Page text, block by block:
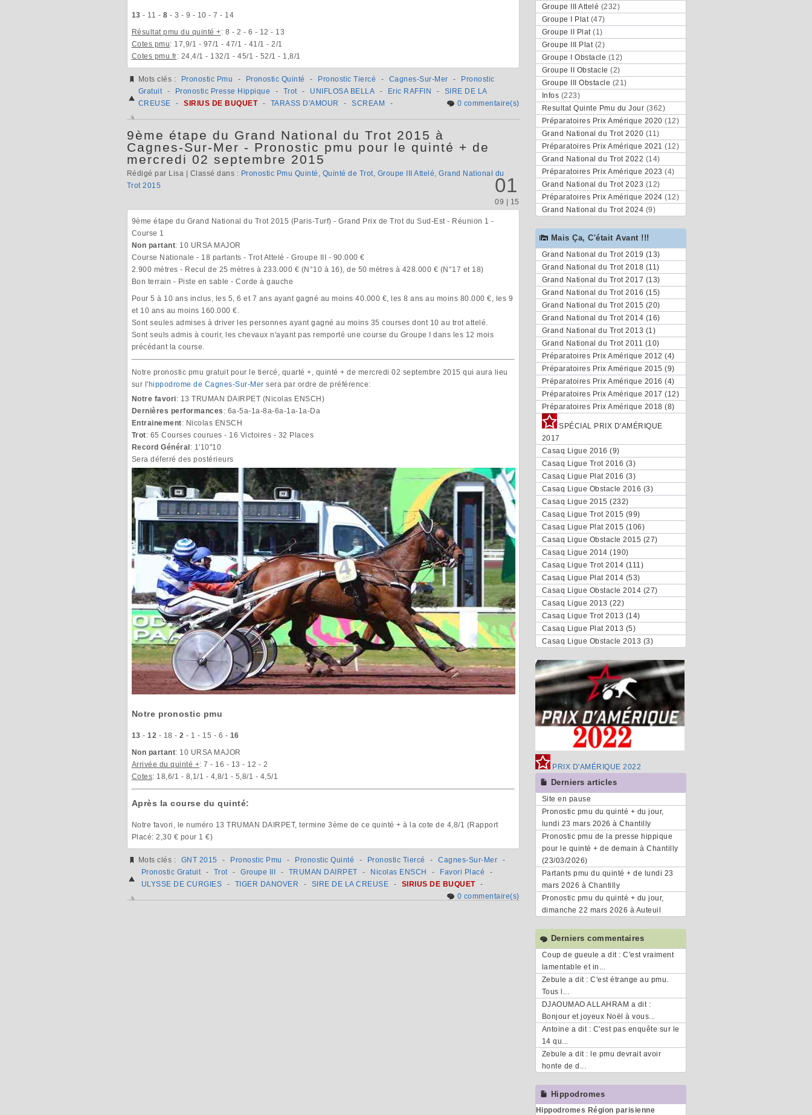
13 - 11 - 8 - 3 - 9 - 10 - 7 - 14
Résultat pmu du quinté +: 8 - 2 - 6 - 12 - 13
Cotes pmu: 17,9/1 - 97/1 - 47/1 - 41/1 - 2/1
Cotes pmu.fr: 24,4/1 - 132/1 - 45/1 - 52/1 - 1,8/1
Mots clés : Pronostic Pmu - Pronostic Quinté - Pronostic Tiercé - Cagnes-Sur-Mer -
Pronostic
Gratuit
- Pronostic Presse Hippique - Trot - UNIFLOSA BELLA - Eric RAFFIN -
SIRE DE LA
CREUSE
- SIRIUS DE BUQUET - TARASS D'AMOUR - SCREAM - 0 commentaire(s)
9ème étape du Grand National du Trot 2015 à
Cagnes-Sur-Mer - Pronostic pmu pour le quinté + de
mercredi 02 septembre 2015
Rédigé par Lisa | Classé dans : Pronostic Pmu Quinté Quinté de Trot Groupe III Attelé Grand National du
Trot 2015
01
09 | 15
9ème étape du Grand National du Trot 2015 (Paris-Turf) - Grand Prix de Trot du Sud-Est - Réunion 1 -
Course 1
Non partant: 10 URSA MAJOR
Course Nationale - 18 partants - Trot Attelé - Groupe III - 90.000 €
2.900 mètres - Recul de 25 mètres à 233.000 € (N°10 à 16), de 50 mètres à 428.000 € (N°17 et 18)
Bon terrain - Piste en sable - Corde à gauche
Pour 5 à 10 ans inclus, les 5, 6 et 7 ans ayant gagné au moins 40.000 €, les 8 ans au moins 80.000 €, les 9
et 10 ans au moins 160.000 €.
Sont seules admises à driver les personnes ayant gagné au moins 35 courses dont 10 au trot attelé.
Sont seuls admis à courir, les chevaux n'ayant pas remporté une course du Groupe I dans les 12 mois
précédant la course.
Notre pronostic pmu gratuit pour le tiercé, quarté +, quinté + de mercredi 02 septembre 2015 qui aura lieu
sur l'hippodrome de Cagnes-Sur-Mer sera par ordre de préférence:
Notre favori: 13 TRUMAN DAIRPET (Nicolas ENSCH)
Dernières performances : 6a-5a-1a-8a-6a-1a-1a-Da
Entrainement: Nicolas ENSCH
Trot: 65 Courses courues - 16 Victoires - 32 Places
Record Général: 1'10"10
Sera déferré des postérieurs
Notre pronostic pmu
13 - 12 - 18 - 2 - 1 - 15 - 6 - 16
Non partant: 10 URSA MAJOR
Arrivée du quinté +: 7 - 16 - 13 - 12 - 2
Cotes: 18,6/1 - 8,1/1 - 4,8/1 - 5,8/1 - 4,5/1
Après la course du quinté:
Notre favori, le numéro 13 TRUMAN DAIRPET, termine 3ème de ce quinté + à la cote de 4,8/1 (Rapport
Placé: 2,30 € pour 1 €)
Mots clés : GNT 2015 - Pronostic Pmu - Pronostic Quinté - Pronostic Tiercé - Cagnes-Sur-Mer
-
Pronostic Gratuit
- Trot - Groupe III - TRUMAN DAIRPET - Nicolas ENSCH - Favori Placé
-
ULYSSE DE CURGIES
- TIGER DANOVER - SIRE DE LA CREUSE - SIRIUS DE BUQUET
-
0 commentaire(s)
Groupe III Attelé (232)
Groupe I Plat(47)
Groupe II Plat(1)
Groupe III Plat(2)
Groupe I Obstacle (12)
Groupe II Obstacle (2)
Groupe III Obstacle (21)
Infos (223)
Resultat Quinte Pmu du Jour (362)
Préparatoires Prix Amérique 2020 (12)
Grand National du Trot 2020 (11)
Préparatoires Prix Amérique 2021 (12)
Grand National du Trot 2022 (14)
Préparatoires Prix Amérique 2023 (4)
Grand National du Trot 2023 (12)
Préparatoires Prix Amérique 2024 (12)
Grand National du Trot 2024 (9)
Mais Ça, C'était Avant !!!
Grand National du Trot 2019 (13)
Grand National du Trot 2018 (11)
Grand National du Trot 2017 (13)
Grand National du Trot 2016 (15)
Grand National du Trot 2015 (20)
Grand National du Trot 2014 (16)
Grand National du Trot 2013 (1)
Grand National du Trot 2011 (10)
Préparatoires Prix Amérique 2012 (4)
Préparatoires Prix Amérique 2015 (9)
Préparatoires Prix Amérique 2016 (4)
Préparatoires Prix Amérique 2017 (12)
Préparatoires Prix Amérique 2018 (8)
SPÉCIAL PRIX D'AMÉRIQUE
2017
Casaq Ligue 2016 (9)
Casaq Ligue Trot 2016 (3)
Casaq Ligue Plat 2016 (3)
Casaq Ligue Obstacle 2016 (3)
Casaq Ligue 2015 (232)
Casaq Ligue Trot 2015 (99)
Casaq Ligue Plat 2015 (106)
Casaq Ligue Obstacle 2015 (27)
Casaq Ligue 2014 (190)
Casaq Ligue Trot 2014 (111)
Casaq Ligue Plat 2014 (53)
Casaq Ligue Obstacle 2014 (27)
Casaq Ligue 2013 (22)
Casaq Ligue Trot 2013 (14)
Casaq Ligue Plat 2013 (5)
Casaq Ligue Obstacle 2013 (3)
PRIX D'AMÉRIQUE 2022
Derniers articles
Site en pause
Pronostic pmu du quinté + du jour,
lundi 23 mars 2026 à Chantilly
Pronostic pmu de la presse hippique
pour le quinté + de demain à Chantilly
(23/03/2026)
Partants pmu du quinté + de lundi 23
mars 2026 à Chantilly
Pronostic pmu du quinté + du jour,
dimanche 22 mars 2026 à Auteuil
Derniers commentaires
Coup de gueule a dit : C'est vraiment
lamentable et in...
Zebule a dit : C'est étrange au pmu.
Tous l...
DJAOUMAO ALLAHRAM a dit :
Bonjour et joyeux Noël à vous...
Antoine a dit : C'est pas enquête sur le
14 qu...
Zebule a dit : le pmu devrait avoir
honte de d...
Hippodromes
Hippodromes Région parisienne